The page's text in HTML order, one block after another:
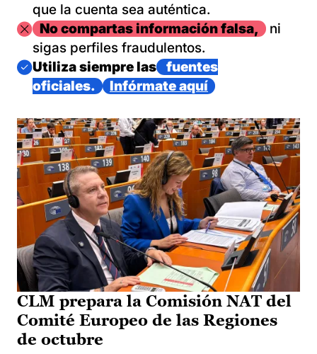
que la cuenta sea auténtica.
ImagenNo compartas información falsa,
ni
sigas perfiles fraudulentos.
Imagen
Utiliza siempre las
fuentes
oficiales.
Infórmate aquí
CLM prepara la Comisión NAT del
Comité Europeo de las Regiones
de octubre